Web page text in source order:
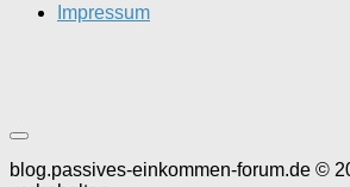
Impressum
blog.passives-einkommen-forum.de ©